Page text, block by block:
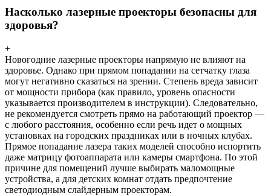
Насколько лазерные проекторы безопасны для
здоровья?
+
Новогодние лазерные проекторы напрямую не влияют на
здоровье. Однако при прямом попадании на сетчатку глаза
могут негативно сказаться на зрении. Степень вреда зависит
от мощности прибора (как правило, уровень опасности
указывается производителем в инструкции). Следовательно,
не рекомендуется смотреть прямо на работающий проектор —
с любого расстояния, особенно если речь идет о мощных
установках на городских праздниках или в ночных клубах.
Прямое попадание лазера таких моделей способно испортить
даже матрицу фотоаппарата или камеры смартфона. По этой
причине для помещений лучше выбирать маломощные
устройства, а для детских комнат отдать предпочтение
светодиодным слайдерным проекторам.